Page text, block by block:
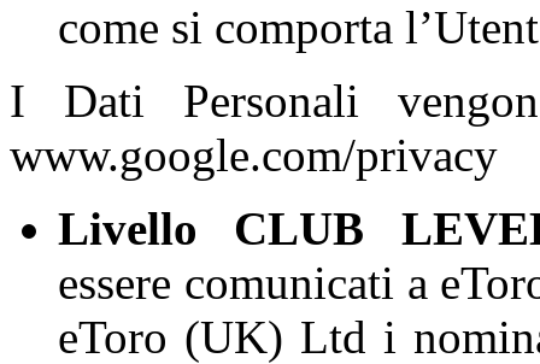
come si comporta
I Dati Personali
www.google.com/privacy
Livello CLUB
essere comunicati a
eToro (UK) Ltd i